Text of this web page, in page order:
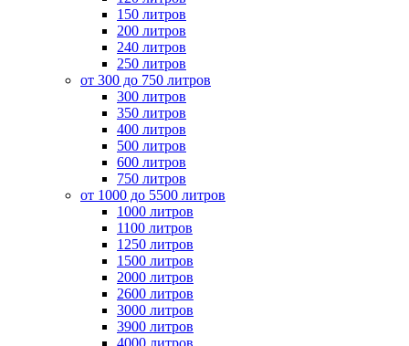
150 литров
200 литров
240 литров
250 литров
от 300 до 750 литров
300 литров
350 литров
400 литров
500 литров
600 литров
750 литров
от 1000 до 5500 литров
1000 литров
1100 литров
1250 литров
1500 литров
2000 литров
2600 литров
3000 литров
3900 литров